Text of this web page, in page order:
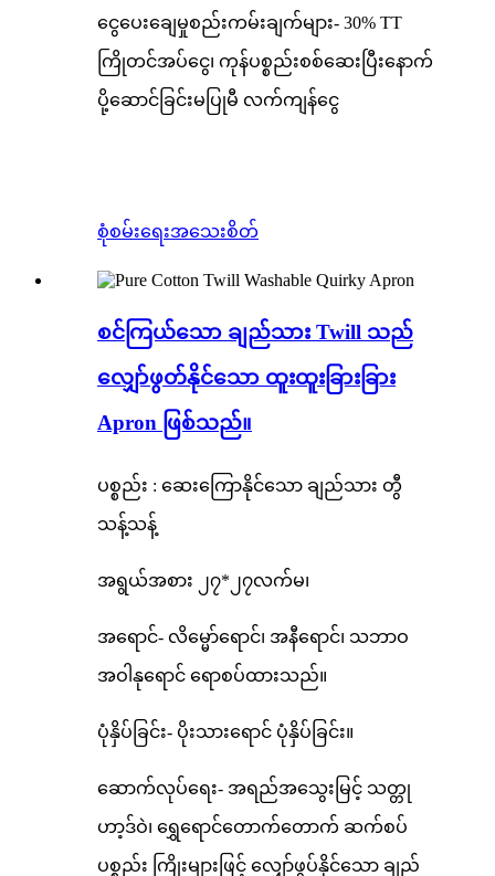
ငွေပေးချေမှုစည်းကမ်းချက်များ- 30% TT
ကြိုတင်အပ်ငွေ၊ ကုန်ပစ္စည်းစစ်ဆေးပြီးနောက်
ပို့ဆောင်ခြင်းမပြုမီ လက်ကျန်ငွေ
စုံစမ်းရေးအသေးစိတ်
စင်ကြယ်သော ချည်သား Twill သည်
လျှော်ဖွတ်နိုင်သော ထူးထူးခြားခြား
Apron ဖြစ်သည်။
ပစ္စည်း : ဆေးကြောနိုင်သော ချည်သား တွီ
သန့်သန့်
အရွယ်အစား ၂၇*၂၇လက်မ၊
အရောင်- လိမ္မော်ရောင်၊ အနီရောင်၊ သဘာဝ
အဝါနုရောင် ရောစပ်ထားသည်။
ပုံနှိပ်ခြင်း- ပိုးသားရောင် ပုံနှိပ်ခြင်း။
ဆောက်လုပ်ရေး- အရည်အသွေးမြင့် သတ္တု
ဟာ့ဒ်ဝဲ၊ ရွှေရောင်တောက်တောက် ဆက်စပ်
ပစ္စည်း ကြိုးများဖြင့် လျှော်ဖွပ်နိုင်သော ချည်